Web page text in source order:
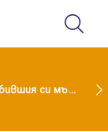
Глория изригна срещу бившия си мъж: Беше със 120-килограмова жена! Искаше бърза печалба...